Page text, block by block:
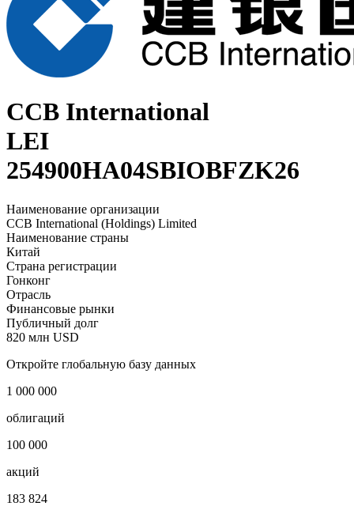
CCB International
LEI
254900HA04SBIOBFZK26
Наименование организации
CCB International (Holdings) Limited
Наименование страны
Китай
Страна регистрации
Гонконг
Отрасль
Финансовые рынки
Публичный долг
820 млн USD
Откройте глобальную базу данных
1 000 000
облигаций
100 000
акций
183 824